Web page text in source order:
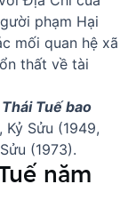
phạm Hại
mối quan hệ xã
thất về tài
Tuế bao
Sửu (1949,
(1973).
năm